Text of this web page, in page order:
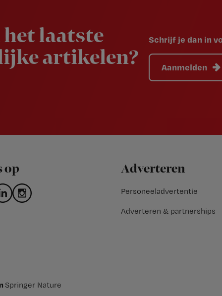
laatste
artikelen?
Schrijf je dan in
Aanmelden
op Adverteren
Personeeladvertentie
Adverteren & partnerships
Springer Nature